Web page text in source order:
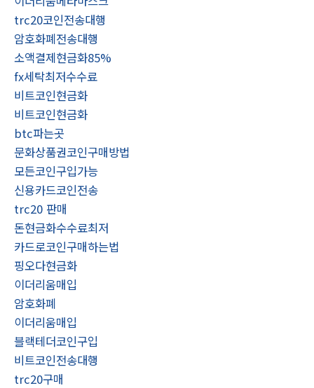
trc20코인전송대행
암호화폐전송대행
소액결제현금화85%
fx세탁최저수수료
비트코인현금화
비트코인현금화
btc파는곳
문화상품권코인구매방법
모든코인구입가능
신용카드코인전송
trc20 판매
돈현금화수수료최저
카드로코인구매하는법
핑오다현금화
이더리움매입
암호화폐
이더리움매입
블랙테더코인구입
비트코인전송대행
trc20구매